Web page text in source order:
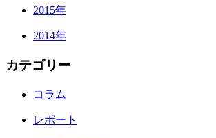
2015年
2014年
カテゴリー
コラム
レポート